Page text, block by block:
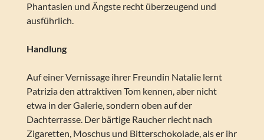
Phantasien und Ängste recht überzeugend und
ausführlich.
Handlung
Auf einer Vernissage ihrer Freundin Natalie lernt
Patrizia den attraktiven Tom kennen, aber nicht
etwa in der Galerie, sondern oben auf der
Dachterrasse. Der bärtige Raucher riecht nach
Zigaretten, Moschus und Bitterschokolade, als er ihr